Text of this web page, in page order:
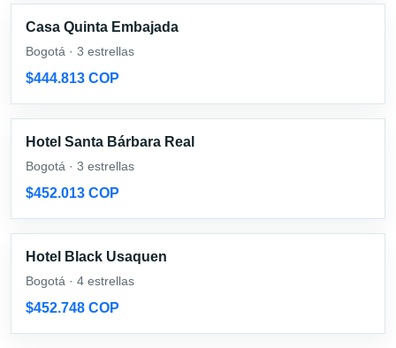
Casa Quinta Embajada
Bogotá · 3 estrellas
$444.813 COP
Hotel Santa Bárbara Real
Bogotá · 3 estrellas
$452.013 COP
Hotel Black Usaquen
Bogotá · 4 estrellas
$452.748 COP